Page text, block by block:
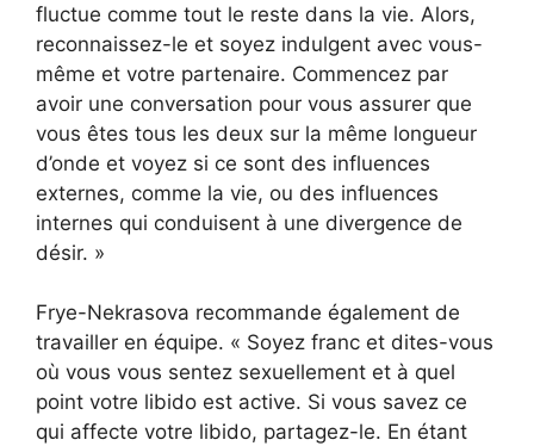
fluctue comme tout le reste dans la vie. Alors,
reconnaissez-le et soyez indulgent avec vous-
même et votre partenaire. Commencez par
avoir une conversation pour vous assurer que
vous êtes tous les deux sur la même longueur
d’onde et voyez si ce sont des influences
externes, comme la vie, ou des influences
internes qui conduisent à une divergence de
désir. »
Frye-Nekrasova recommande également de
travailler en équipe. « Soyez franc et dites-vous
où vous vous sentez sexuellement et à quel
point votre libido est active. Si vous savez ce
qui affecte votre libido, partagez-le. En étant